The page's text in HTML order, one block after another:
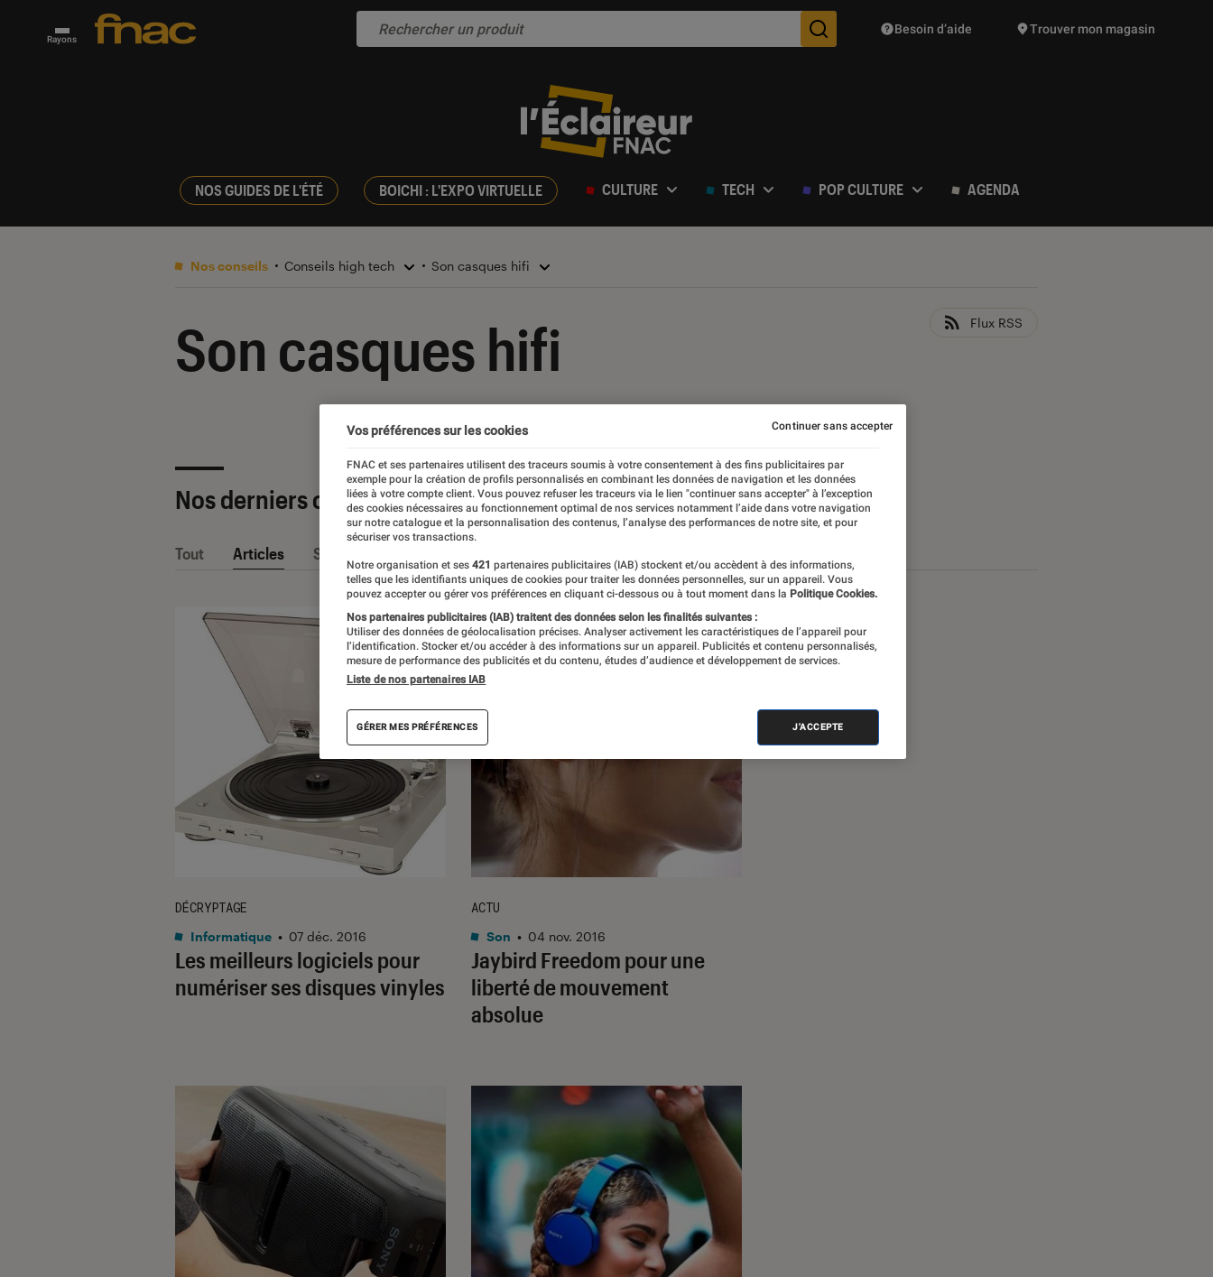
Rayons Des suggestions de produits vont vous être proposées
Besoin d’aide Trouver mon magasin
NOS GUIDES DE L'ÉTÉ BOICHI : L'EXPO VIRTUELLE CULTURE TECH POP CULTURE AGENDA
Nos conseils Conseils high tech Son casques hifi
Son casques hifi Flux RSS
Nos derniers contenus
Tout Articles Sélections et guides
Les meilleurs logiciels pour
numériser ses disques vinyles
DÉCRYPTAGE
Informatique • 07 déc. 2016
Jaybird Freedom pour une
liberté de mouvement
absolue
ACTU
Son • 04 nov. 2016
Vos préférences sur les cookies
FNAC et ses partenaires utilisent des traceurs soumis à votre consentement à des fins publicitaires par
exemple pour la création de profils personnalisés en combinant les données de navigation et les données
liées à votre compte client. Vous pouvez refuser les traceurs via le lien "continuer sans accepter" à l’exception
des cookies nécessaires au fonctionnement optimal de nos services notamment l’aide dans votre navigation
sur notre catalogue et la personnalisation des contenus, l’analyse des performances de notre site, et pour
sécuriser vos transactions.
Notre organisation et ses 421 partenaires publicitaires (IAB) stockent et/ou accèdent à des informations,
telles que les identifiants uniques de cookies pour traiter les données personnelles, sur un appareil. Vous
pouvez accepter ou gérer vos préférences en cliquant ci-dessous ou à tout moment dans la Politique Cookies.
Nos partenaires publicitaires (IAB) traitent des données selon les finalités suivantes :
Utiliser des données de géolocalisation précises. Analyser activement les caractéristiques de l’appareil pour
l’identification. Stocker et/ou accéder à des informations sur un appareil. Publicités et contenu personnalisés,
mesure de performance des publicités et du contenu, études d’audience et développement de services.
Liste de nos partenaires IAB
GÉRER MES PRÉFÉRENCES J'ACCEPTE
Continuer sans accepter